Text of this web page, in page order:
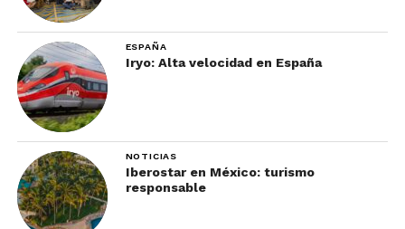
ESPAÑA
Iryo: Alta velocidad en España
NOTICIAS
Iberostar en México: turismo
responsable